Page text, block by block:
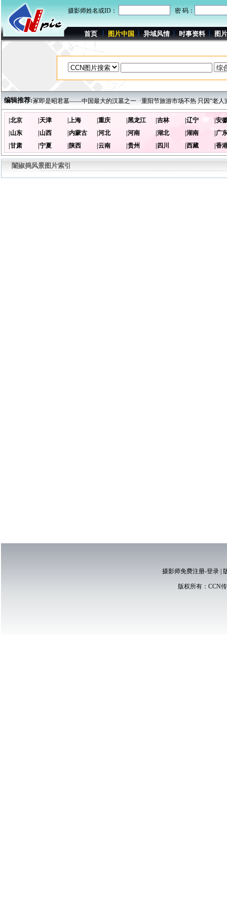
摄影师姓名或ID： 密 码：
首页 图片中国 异域风情 时事资料 图
编辑推荐:
图片] ·青冢即是昭君墓——中国最大的汉墓之一 ·重阳节旅游市场不热 只因“老人游
|北京 |天津 |上海 |重庆 |黑龙江 |吉林 |辽宁
|安
|山东
|山西 |内蒙古 |河北 |河南 |湖北 |湖南
|广
|甘肃
|宁夏 |陕西 |云南 |贵州 |四川 |西藏 |香
闈掓捣风景图片索引
摄影师免费注册-登录|
版权所有： CCN